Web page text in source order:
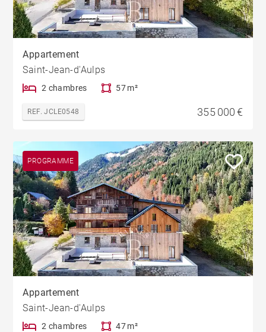
Appartement
Saint-Jean-d'Aulps
2 chambres 57 m²
REF. JCLE0548 355 000 €
PROGRAMME
Appartement
Saint-Jean-d'Aulps
2 chambres 47 m²